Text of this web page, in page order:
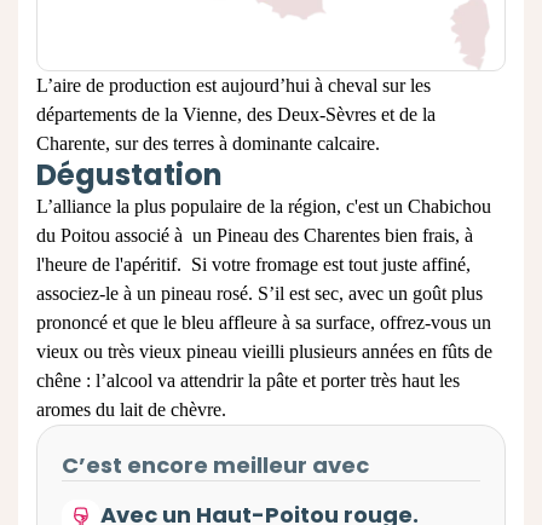
L’aire de production est aujourd’hui à cheval sur les
départements de la Vienne, des Deux-Sèvres et de la
Charente, sur des terres à dominante calcaire.
Dégustation
L’alliance la plus populaire de la région, c'est un Chabichou
du Poitou associé à un Pineau des Charentes bien frais, à
l'heure de l'apéritif. Si votre fromage est tout juste affiné,
associez-le à un pineau rosé. S’il est sec, avec un goût plus
prononcé et que le bleu affleure à sa surface, offrez-vous un
vieux ou très vieux pineau vieilli plusieurs années en fûts de
chêne : l’alcool va attendrir la pâte et porter très haut les
aromes du lait de chèvre.
C’est encore meilleur avec
Avec un Haut-Poitou rouge.